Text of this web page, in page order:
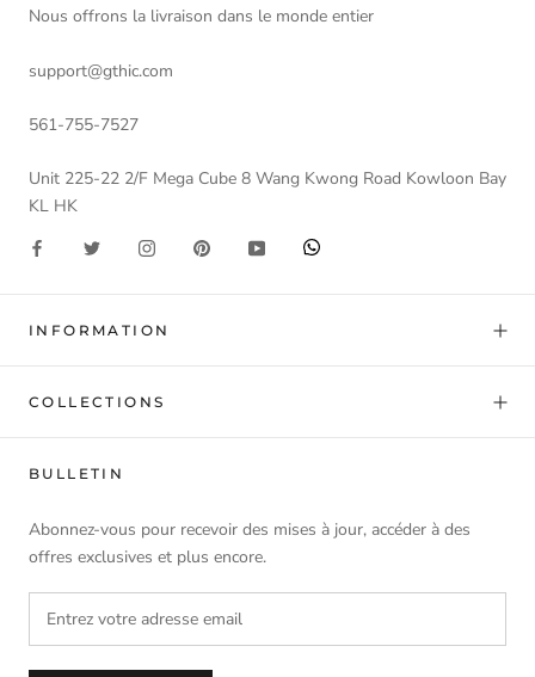
Nous offrons la livraison dans le monde entier
support@gthic.com
561-755-7527
Unit 225-22 2/F Mega Cube 8 Wang Kwong Road Kowloon Bay
KL HK
INFORMATION
COLLECTIONS
BULLETIN
Abonnez-vous pour recevoir des mises à jour, accéder à des
offres exclusives et plus encore.